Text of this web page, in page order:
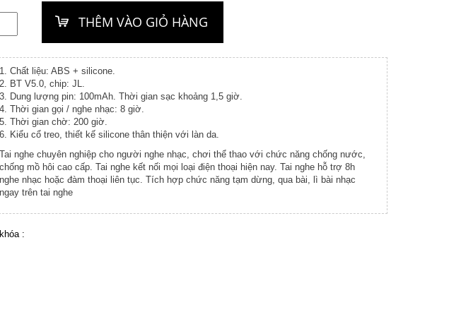
1. Chất liệu: ABS + silicone.
2. BT V5.0, chip: JL.
3. Dung lượng pin: 100mAh. Thời gian sạc khoảng 1,5 giờ.
4. Thời gian gọi / nghe nhạc: 8 giờ.
5. Thời gian chờ: 200 giờ.
6. Kiểu cổ treo, thiết kế silicone thân thiện với làn da.
Tai nghe chuyên nghiệp cho người nghe nhạc, chơi thể thao với chức năng chống nước,
chống mồ hôi cao cấp. Tai nghe kết nối mọi loại điện thoại hiện nay. Tai nghe hỗ trợ 8h
nghe nhạc hoặc đàm thoại liên tục. Tích hợp chức năng tạm dừng, qua bài, lì bài nhạc
ngay trên tai nghe
: